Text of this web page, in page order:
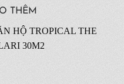
THÊM